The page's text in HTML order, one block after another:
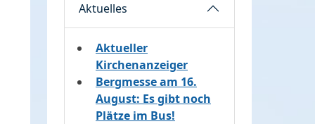
Aktuelles
Aktueller
Kirchenanzeiger
Bergmesse am 16.
August: Es gibt noch
Plätze im Bus!